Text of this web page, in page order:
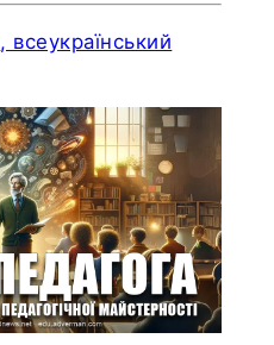
, всеукраїнський